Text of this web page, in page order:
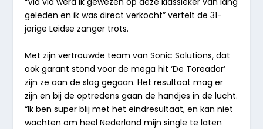
geleden en ik was direct verkocht” vertelt de 31-
jarige Leidse zanger trots.
Met zijn vertrouwde team van Sonic Solutions, dat
ook garant stond voor de mega hit ‘De Toreador’
zijn ze aan de slag gegaan. Het resultaat mag er
zijn en bij de optredens gaan de handjes in de lucht.
“Ik ben super blij met het eindresultaat, en kan niet
wachten om heel Nederland mijn single te laten